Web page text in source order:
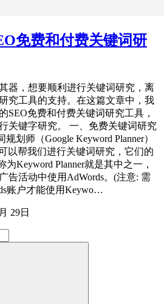
免费和付费关键词研
器，想要顺利进行关键词研究，离
究工具的支持。在这篇文章中，我
SEO免费和付费关键词研究工具，
关键字研究。 一、免费关键词研究
划师（Google Keyword Planner）
以帮我们进行关键词研究，它们的
为Keyword Planner就是其中之一，
告活动中使用AdWords。(注意: 需
账户才能使用Keywo…
29日